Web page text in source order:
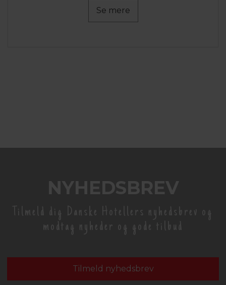
Se mere
NYHEDSBREV
Tilmeld dig Danske Hotellers nyhedsbrev og
modtag nyheder og gode tilbud
Tilmeld nyhedsbrev